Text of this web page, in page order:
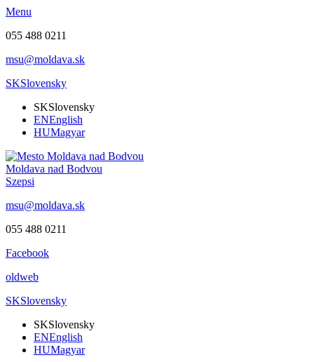
Menu
055 488 0211
msu@moldava.sk
SKSlovensky
SKSlovensky
ENEnglish
HUMagyar
Moldava nad Bodvou
Szepsi
msu@moldava.sk
055 488 0211
Facebook
oldweb
SKSlovensky
SKSlovensky
ENEnglish
HUMagyar